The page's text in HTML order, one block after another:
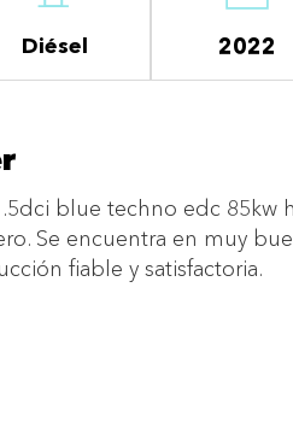
Diésel 2022
blue techno edc
Se encuentra en muy
fiable y satisfactoria.